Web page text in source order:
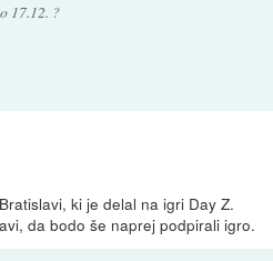
17.12. ?
ki je delal na igri Day Z.
da bodo še naprej podpirali igro.